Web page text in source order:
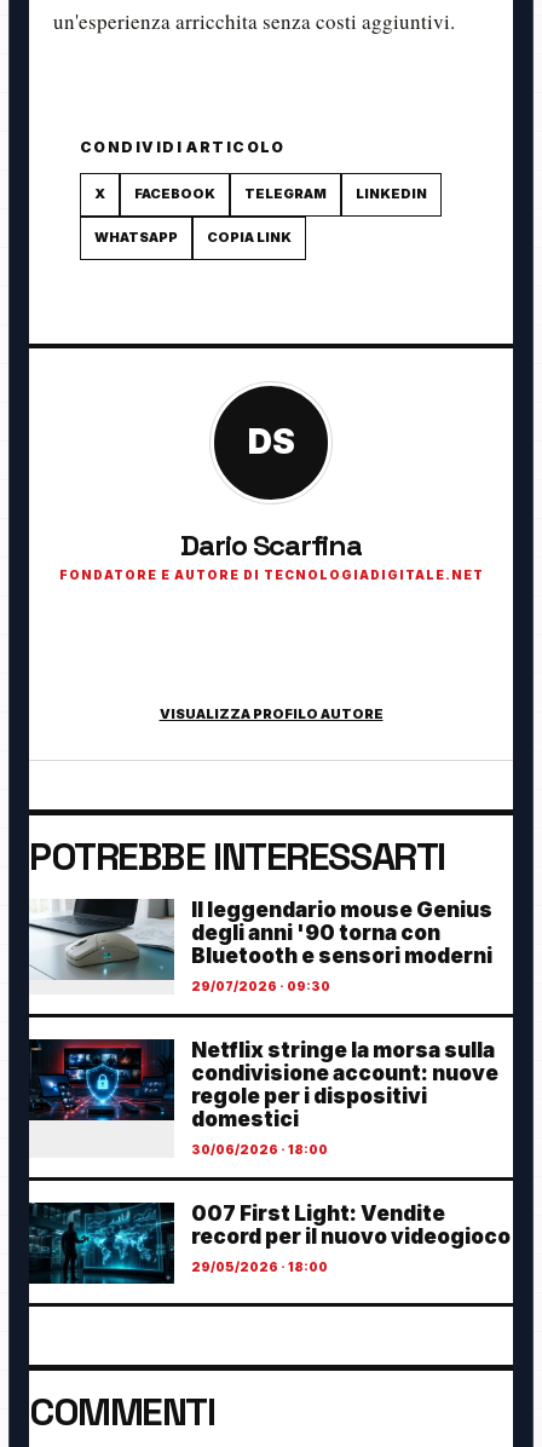
un'esperienza arricchita senza costi aggiuntivi.
CONDIVIDI ARTICOLO
X FACEBOOK TELEGRAM LINKEDIN
WHATSAPP COPIA LINK
DS
Dario Scarfina
FONDATORE E AUTORE DI TECNOLOGIADIGITALE.NET
VISUALIZZA PROFILO AUTORE
POTREBBE INTERESSARTI
Il leggendario mouse Genius
degli anni '90 torna con
Bluetooth e sensori moderni
29/07/2026 · 09:30
Netflix stringe la morsa sulla
condivisione account: nuove
regole per i dispositivi
domestici
30/06/2026 · 18:00
007 First Light: Vendite
record per il nuovo videogioco
29/05/2026 · 18:00
COMMENTI